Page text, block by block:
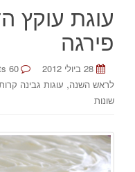
עוגת עוקץ
פירגה
28 ביולי 2012 60 Comments
לראש השנה, עוגות גבינה
שונות